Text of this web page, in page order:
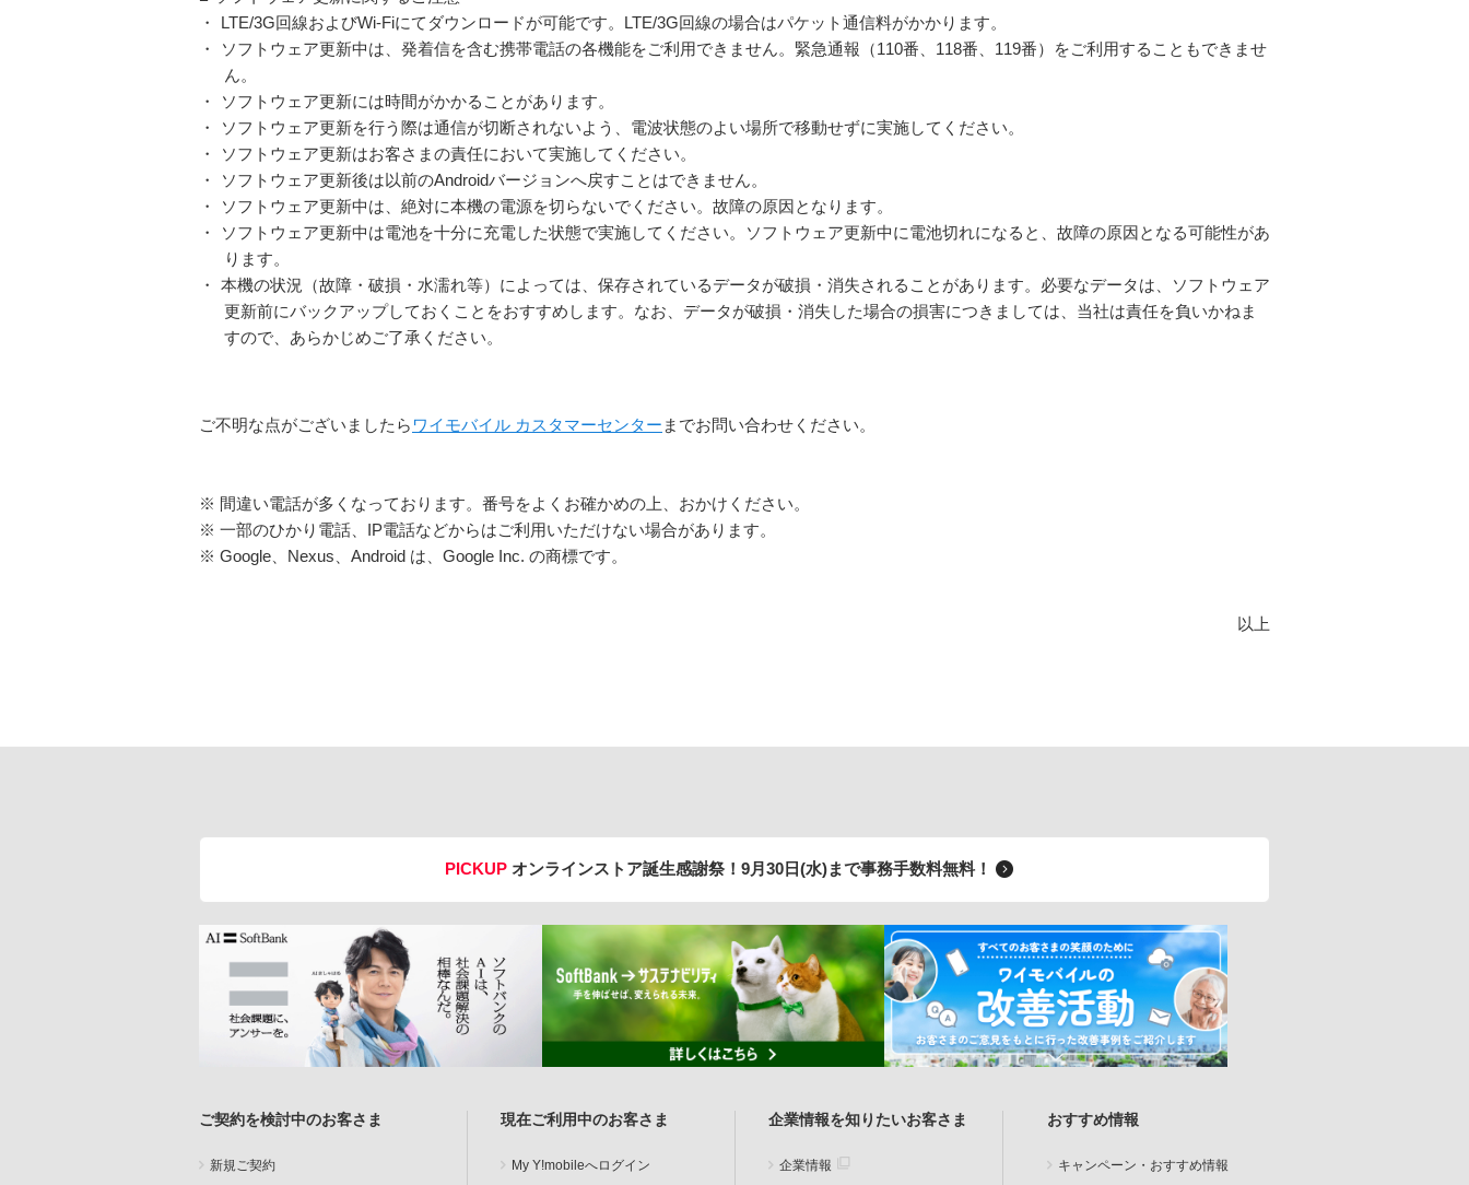
・
LTE/3G回線およびWi-Fiにてダウンロードが可能です。LTE/3G回線の場合はパケット通信料がかかります。
・
ソフトウェア更新中は、発着信を含む携帯電話の各機能をご利用できません。緊急通報（110番、118番、119番）をご利用することもできませ
ん。
・
ソフトウェア更新には時間がかかることがあります。
・
ソフトウェア更新を行う際は通信が切断されないよう、電波状態のよい場所で移動せずに実施してください。
・
ソフトウェア更新はお客さまの責任において実施してください。
・
ソフトウェア更新後は以前のAndroidバージョンへ戻すことはできません。
・
ソフトウェア更新中は、絶対に本機の電源を切らないでください。故障の原因となります。
・
ソフトウェア更新中は電池を十分に充電した状態で実施してください。ソフトウェア更新中に電池切れになると、故障の原因となる可能性があ
ります。
・
本機の状況（故障・破損・水濡れ等）によっては、保存されているデータが破損・消失されることがあります。必要なデータは、ソフトウェア
更新前にバックアップしておくことをおすすめします。なお、データが破損・消失した場合の損害につきましては、当社は責任を負いかねま
すので、あらかじめご了承ください。
ご不明な点がございましたら ワイモバイル カスタマーセンター までお問い合わせください。
※ 間違い電話が多くなっております。番号をよくお確かめの上、おかけください。
※ 一部のひかり電話、IP電話などからはご利用いただけない場合があります。
※ Google、Nexus、Android は、Google Inc. の商標です。
以上
PICKUP オンラインストア誕生感謝祭！ 9月30日(水)まで事務手数料無料！
ご契約を検討中のお客さま
新規ご契約
現在ご利用中のお客さま
My Y!mobileへログイン
企業情報を知りたいお客さま
企業情報
おすすめ情報
キャンペーン・おすすめ情報